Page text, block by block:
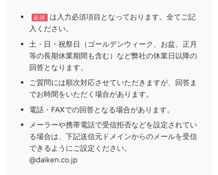
必須 は入力必須項目となっております。全てご記
入ください。
土・日・祝祭日（ゴールデンウィーク、お盆、正月
等の長期休業期間も含む）など弊社の休業日以降の
回答となります。
ご質問には順次対応させていただきますが、回答ま
でお時間をいただく場合があります。
電話・FAXでの回答となる場合があります。
メーラーや携帯電話で受信拒否などを設定されてい
る場合は、下記送信元ドメインからのメールを受信
できるようにご設定ください。
@daiken.co.jp